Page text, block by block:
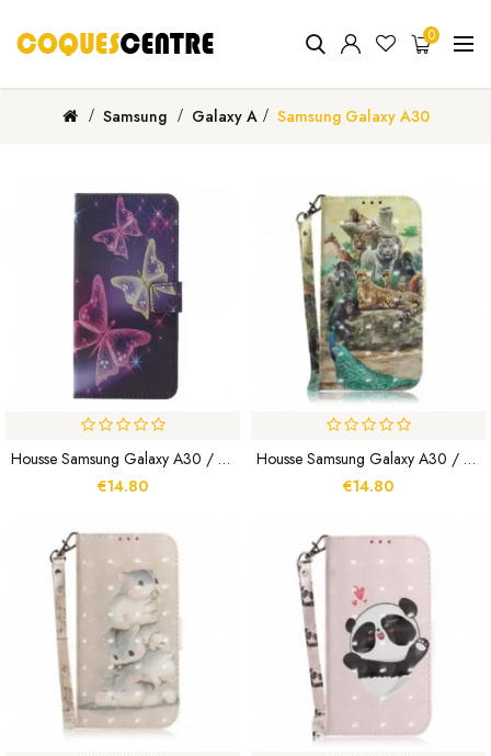
0
Samsung Galaxy A Samsung Galaxy A30
Housse Samsung Galaxy A30 / A20 Papillons Et Fleurs
€14.80
Housse Samsung Galaxy A30 / A20 Animaux Safari À Lanière
€14.80